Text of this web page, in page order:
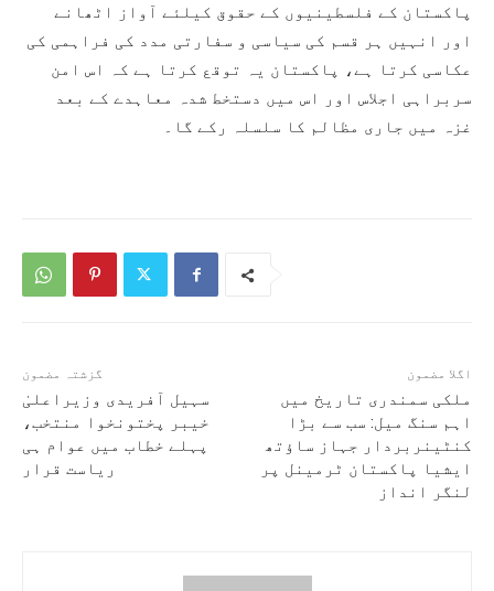
پاکستان کے فلسطینیوں کے حقوق کیلئے آواز اٹھانے
اور انہیں ہر قسم کی سیاسی و سفارتی مدد کی فراہمی کی
عکاسی کرتا ہے، پاکستان یہ توقع کرتا ہے کہ اس امن
سربراہی اجلاس اور اس میں دستخط شدہ معاہدے کے بعد
غزہ میں جاری مظالم کا سلسلہ رکے گا۔
گزشتہ مضمون
سہیل آفریدی وزیراعلیٰ
خیبر پختونخوا منتخب،
پہلے خطاب میں عوام ہی
ریاست قرار
اگلا مضمون
ملکی سمندری تاریخ میں
اہم سنگ میل: سب سے بڑا
کنٹینربردار جہاز ساؤتھ
ایشیا پاکستان ٹرمینل پر
لنگر انداز